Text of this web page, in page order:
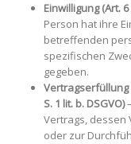
Einwilligung (Art. 6
Person hat ihre
betreffenden
spezifischen
gegeben.
Vertragserfüllung
S. 1 lit. b. DSGVO)
Vertrags, dessen
oder zur